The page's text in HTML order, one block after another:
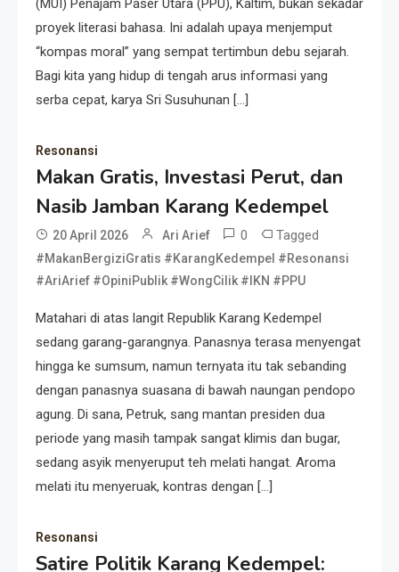
(MUI) Penajam Paser Utara (PPU), Kaltim, bukan sekadar
proyek literasi bahasa. Ini adalah upaya menjemput
“kompas moral” yang sempat tertimbun debu sejarah.
Bagi kita yang hidup di tengah arus informasi yang
serba cepat, karya Sri Susuhunan […]
Resonansi
Makan Gratis, Investasi Perut, dan
Nasib Jamban Karang Kedempel
20 April 2026 Ari Arief 0 Tagged
#MakanBergiziGratis #KarangKedempel #Resonansi
#AriArief #OpiniPublik #WongCilik #IKN #PPU
Matahari di atas langit Republik Karang Kedempel
sedang garang-garangnya. Panasnya terasa menyengat
hingga ke sumsum, namun ternyata itu tak sebanding
dengan panasnya suasana di bawah naungan pendopo
agung. Di sana, Petruk, sang mantan presiden dua
periode yang masih tampak sangat klimis dan bugar,
sedang asyik menyeruput teh melati hangat. Aroma
melati itu menyeruak, kontras dengan […]
Resonansi
Satire Politik Karang Kedempel: